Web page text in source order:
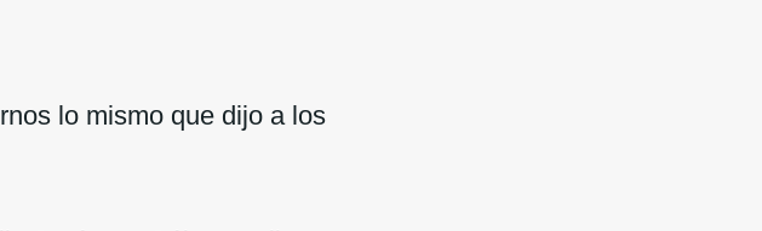
lo mismo que dijo a los